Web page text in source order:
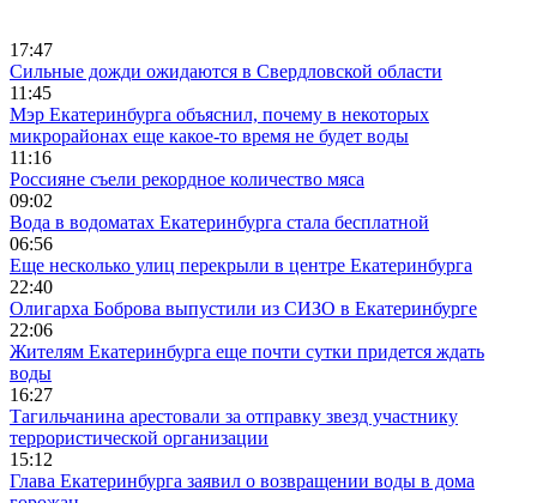
17:47
Сильные дожди ожидаются в Свердловской области
11:45
Мэр Екатеринбурга объяснил, почему в некоторых
микрорайонах еще какое-то время не будет воды
11:16
Россияне съели рекордное количество мяса
09:02
Вода в водоматах Екатеринбурга стала бесплатной
06:56
Еще несколько улиц перекрыли в центре Екатеринбурга
22:40
Олигарха Боброва выпустили из СИЗО в Екатеринбурге
22:06
Жителям Екатеринбурга еще почти сутки придется ждать
воды
16:27
Тагильчанина арестовали за отправку звезд участнику
террористической организации
15:12
Глава Екатеринбурга заявил о возвращении воды в дома